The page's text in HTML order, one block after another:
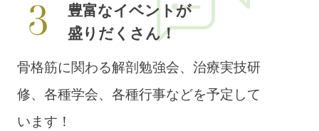
豊富なイベントが
盛りだくさん！
骨格筋に関わる解剖勉強会、治療実技研
修、各種学会、各種行事などを予定して
います！